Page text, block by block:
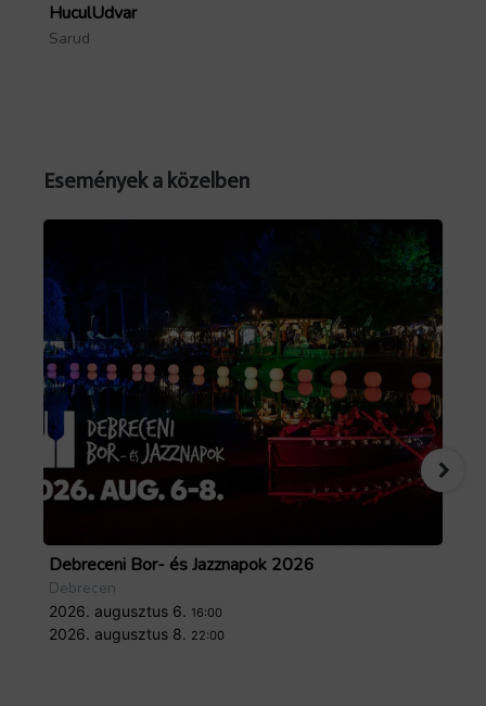
Forrás: GoTourist
HuculUdvar
Sarud
Események a közelben
Debreceni Bor- és Jazznapok 2026
Debrecen
2026. augusztus 6. 16:00
2026. augusztus 8. 22:00